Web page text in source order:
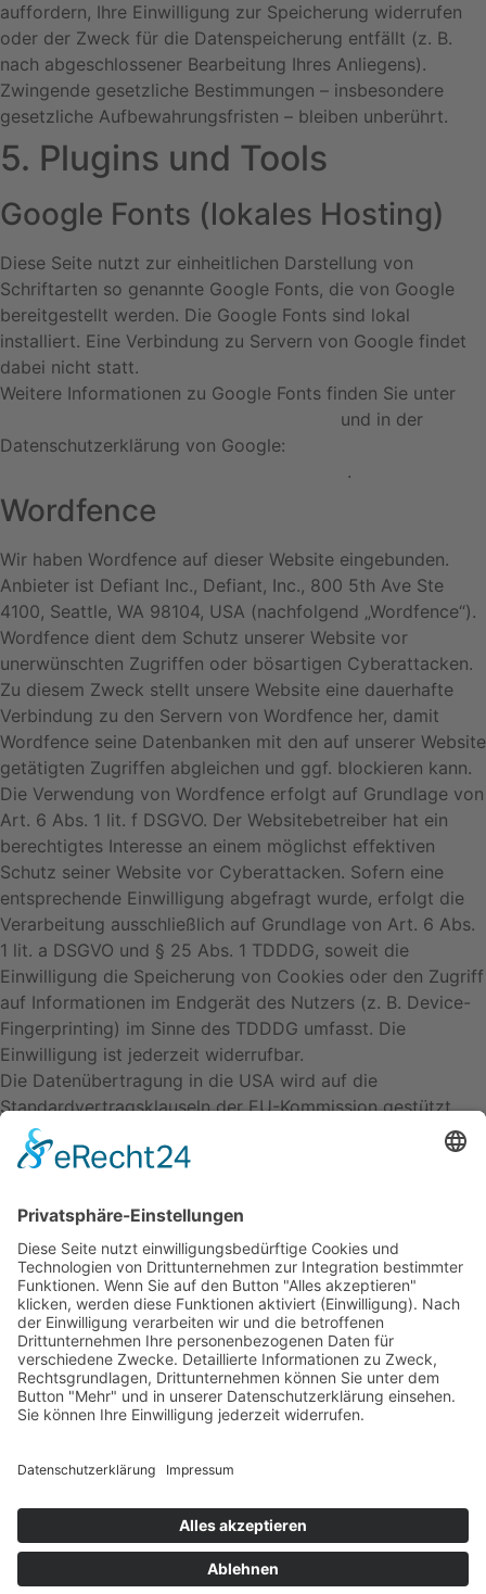
auffordern, Ihre Einwilligung zur Speicherung widerrufen
oder der Zweck für die Datenspeicherung entfällt (z. B.
nach abgeschlossener Bearbeitung Ihres Anliegens).
Zwingende gesetzliche Bestimmungen – insbesondere
gesetzliche Aufbewahrungsfristen – bleiben unberührt.
5. Plugins und Tools
Google Fonts (lokales Hosting)
Diese Seite nutzt zur einheitlichen Darstellung von
Schriftarten so genannte Google Fonts, die von Google
bereitgestellt werden. Die Google Fonts sind lokal
installiert. Eine Verbindung zu Servern von Google findet
dabei nicht statt.
Weitere Informationen zu Google Fonts finden Sie unter
und in der
Datenschutzerklärung von Google:
.
Wordfence
Wir haben Wordfence auf dieser Website eingebunden.
Anbieter ist Defiant Inc., Defiant, Inc., 800 5th Ave Ste
4100, Seattle, WA 98104, USA (nachfolgend „Wordfence“).
Wordfence dient dem Schutz unserer Website vor
unerwünschten Zugriffen oder bösartigen Cyberattacken.
Zu diesem Zweck stellt unsere Website eine dauerhafte
Verbindung zu den Servern von Wordfence her, damit
Wordfence seine Datenbanken mit den auf unserer Website
getätigten Zugriffen abgleichen und ggf. blockieren kann.
Die Verwendung von Wordfence erfolgt auf Grundlage von
Art. 6 Abs. 1 lit. f DSGVO. Der Websitebetreiber hat ein
berechtigtes Interesse an einem möglichst effektiven
Schutz seiner Website vor Cyberattacken. Sofern eine
entsprechende Einwilligung abgefragt wurde, erfolgt die
Verarbeitung ausschließlich auf Grundlage von Art. 6 Abs.
1 lit. a DSGVO und § 25 Abs. 1 TDDDG, soweit die
Einwilligung die Speicherung von Cookies oder den Zugriff
auf Informationen im Endgerät des Nutzers (z. B. Device-
Fingerprinting) im Sinne des TDDDG umfasst. Die
Einwilligung ist jederzeit widerrufbar.
Die Datenübertragung in die USA wird auf die
Standardvertragsklauseln der EU-Kommission gestützt.
Details finden Sie hier:
https://www.wordfence.com/help/general-data-
Kontakt
info@tb-energy.de
+49 8456 6352
Impressum
Datenschutz
Unternehmen
Technologien | Kompetenzen